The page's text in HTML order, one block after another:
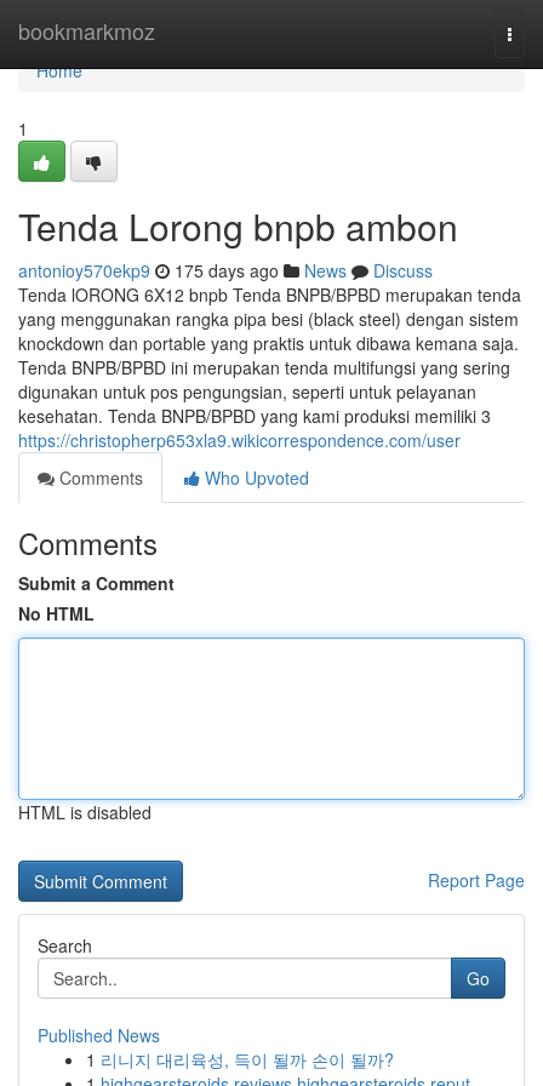
bookmarkmoz
Home
Home
1
Tenda Lorong bnpb ambon
antonioy570ekp9 175 days ago News
Discuss
Tenda lORONG 6X12 bnpb Tenda BNPB/BPBD merupakan tenda
yang menggunakan rangka pipa besi (black steel) dengan sistem
knockdown dan portable yang praktis untuk dibawa kemana saja.
Tenda BNPB/BPBD ini merupakan tenda multifungsi yang sering
digunakan untuk pos pengungsian, seperti untuk pelayanan
kesehatan. Tenda BNPB/BPBD yang kami produksi memiliki 3
https://christopherp653xla9.wikicorrespondence.com/user
Comments
Who Upvoted
Comments
Submit a Comment
No HTML
HTML is disabled
Report Page
Search
Go
Published News
1 리니지 대리육성, 득이 될까 손이 될까?